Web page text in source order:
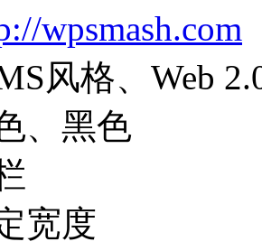
wpsmash.com
风格、Web
、黑色
宽度